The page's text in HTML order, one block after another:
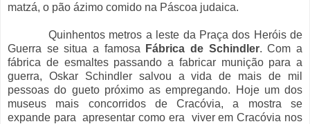
matzá, o pão ázimo comido na Páscoa judaica.
Quinhentos metros a leste da Praça dos Heróis de
Guerra se situa a famosa
Fábrica de Schindler. Com a
fábrica de esmaltes passando a fabricar munição para a
guerra, Oskar Schindler salvou a vida de mais de mil
pessoas do gueto próximo as empregando. Hoje um dos
museus mais concorridos de Cracóvia, a mostra se
expande para apresentar como era viver em Cracóvia nos